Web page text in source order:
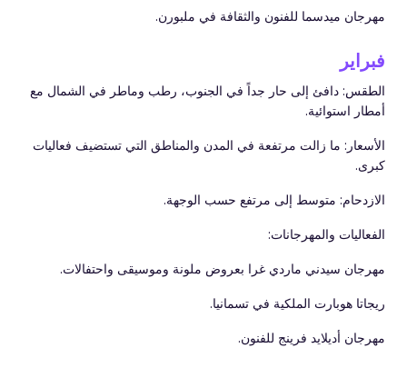
مهرجان ميدسما للفنون والثقافة في ملبورن.
فبراير
الطقس: دافئ إلى حار جداً في الجنوب، رطب وماطر في الشمال مع
أمطار استوائية.
الأسعار: ما زالت مرتفعة في المدن والمناطق التي تستضيف فعاليات
كبرى.
الازدحام: متوسط إلى مرتفع حسب الوجهة.
الفعاليات والمهرجانات:
مهرجان سيدني ماردي غرا بعروض ملونة وموسيقى واحتفالات.
ريجاتا هوبارت الملكية في تسمانيا.
مهرجان أديلايد فرينج للفنون.